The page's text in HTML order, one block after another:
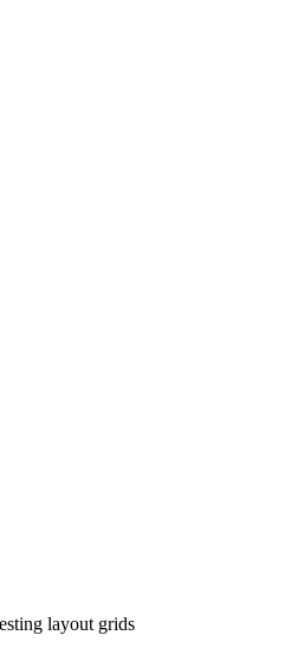
layout grids